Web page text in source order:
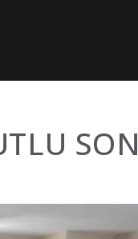
SON